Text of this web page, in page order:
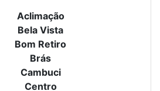
Aclimação
Bela Vista
Bom Retiro
Brás
Cambuci
Centro